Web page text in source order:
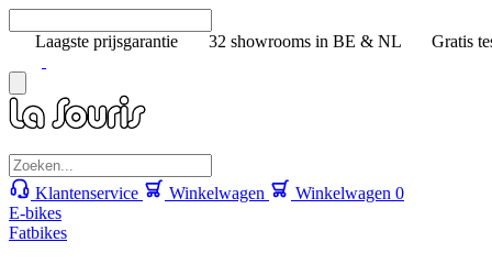
Laagste prijsgarantie 32 showrooms in BE & NL Gratis
Klantenservice Winkelwagen Winkelwagen 0
E-bikes
Fatbikes